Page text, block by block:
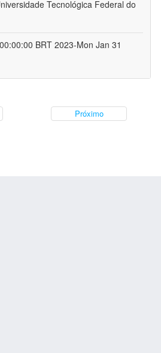
Tecnológica Federal do
BRT 2023-Mon Jan 31
Próximo